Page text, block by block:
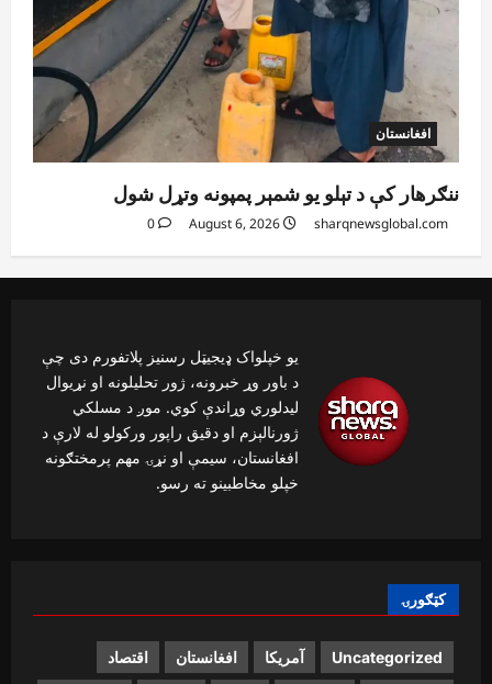
افغانستان
ننګرهار کې د تېلو یو شمېر پمپونه وتړل شول
sharqnewsglobal.com
0
یو خپلواک ډیجیټل رسنیز پلاتفورم دی چې
د باور وړ خبرونه، ژور تحلیلونه او نړیوال
لیدلوري وړاندې کوي. موږ د مسلکي
ژورنالېزم او دقیق راپور ورکولو له لارې د
افغانستان، سیمې او نړۍ مهم پرمختګونه
خپلو مخاطبینو ته رسو.
کټګورۍ
Uncategorized آمریکا افغانستان اقتصاد